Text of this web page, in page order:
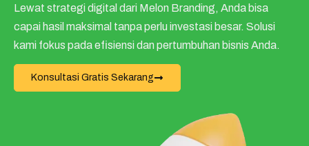
Lewat strategi digital dari Melon Branding, Anda bisa
capai hasil maksimal tanpa perlu investasi besar. Solusi
kami fokus pada efisiensi dan pertumbuhan bisnis Anda.
Konsultasi Gratis Sekarang